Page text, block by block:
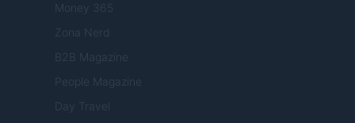
Money 365
Zona Nerd
B2B Magazine
People Magazine
Day Travel